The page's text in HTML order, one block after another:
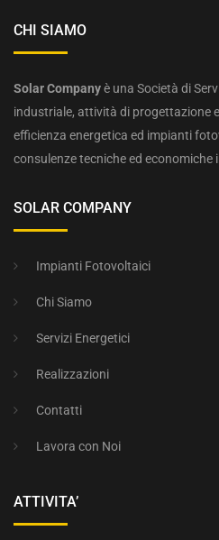
CHI SIAMO
Solar Companyè una Società di
industriale, attività di progettazione
efficienza energetica ed impianti
consulenze tecniche ed economiche
SOLAR COMPANY
Impianti Fotovoltaici
Chi Siamo
Servizi Energetici
Realizzazioni
Contatti
Lavora con Noi
ATTIVITA’